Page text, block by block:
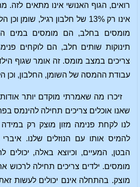
רואים, הגוף האנושי אינו מתאים
אינו רק 13% של חלבון רגיל,
מומסים בחלב, הם מומסים במים
תינוקות שותים חלב, הם לוקחים
צריכים במצב מומס. זה אומר שגוף
עבודת ההמסה של השומן, החלבון, וכן
זיכרו מה שאמרתי מוקדם יותר
שאנו אוכלים צריכים תחילה להינמס
לנו לקחת פנימה מזון מוצק רק במידה
להמיס אותו עם הנוזלים שלנו.
הבטן, המעיים, וכיוצא באלה,
מומסים. ילדים צריכים תחילה לרכוש
מוצק. בהתחלה אינם יכולים לעשות